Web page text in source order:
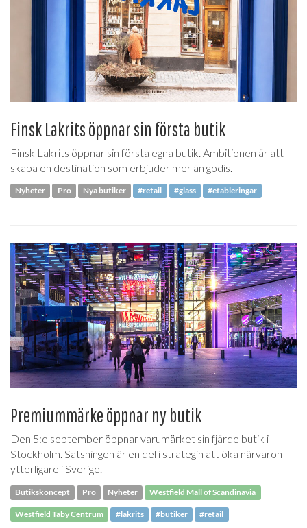
Finsk Lakrits öppnar sin första butik
Finsk Lakrits öppnar sin första egna butik. Ambitionen är att
skapa en destination som erbjuder mer än godis.
Nyheter Pro Nya butiker #retail #glass #etableringar
Premiummärke öppnar ny butik
Den 5:e september öppnar varumärket sin fjärde butik i
Stockholm. Satsningen är en del i strategin att öka närvaron
ytterligare i Sverige.
Butikskoncept Pro Nyheter Westfield Mall of Scandinavia
Westfield Täby Centrum #lakrits #butiker #retail